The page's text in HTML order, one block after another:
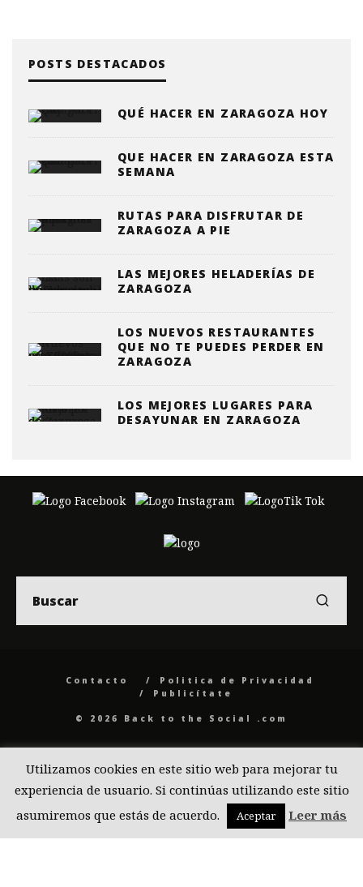
POSTS DESTACADOS
QUÉ HACER EN ZARAGOZA HOY
QUE HACER EN ZARAGOZA ESTA
SEMANA
RUTAS PARA DISFRUTAR DE
ZARAGOZA A PIE
LAS MEJORES HELADERÍAS DE
ZARAGOZA
LOS NUEVOS RESTAURANTES
QUE NO TE PUEDES PERDER EN
ZARAGOZA
LOS MEJORES LUGARES PARA
DESAYUNAR EN ZARAGOZA
Contacto
Politica de Privacidad
Publicítate
© 2026 Back to the Social .com
Utilizamos cookies en este sitio web para mejorar tu
experiencia de usuario. Si continúas utilizando este sitio
asumiremos que estás de acuerdo.
Aceptar Leer más